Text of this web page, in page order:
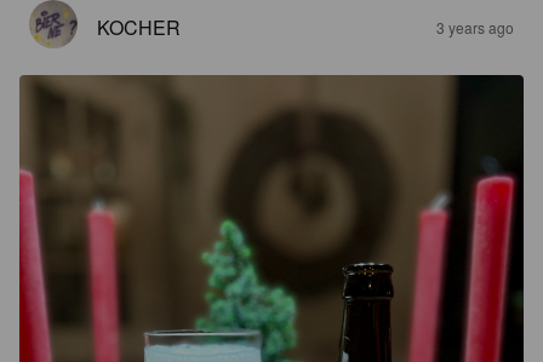
KOCHER 3 years ago